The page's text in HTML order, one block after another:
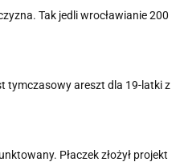
Tak jedli wrocławianie 200
tymczasowy areszt dla 19-latki z
Płaczek złożył projekt